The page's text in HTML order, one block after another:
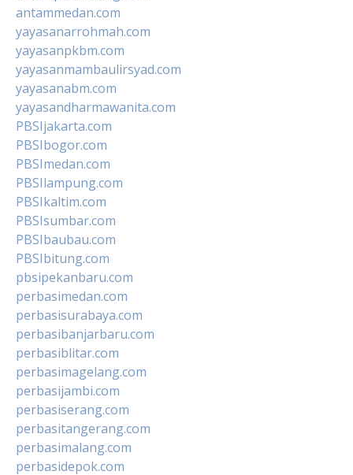
antammedan.com
yayasanarrohmah.com
yayasanpkbm.com
yayasanmambaulirsyad.com
yayasanabm.com
yayasandharmawanita.com
PBSIjakarta.com
PBSIbogor.com
PBSImedan.com
PBSIlampung.com
PBSIkaltim.com
PBSIsumbar.com
PBSIbaubau.com
PBSIbitung.com
pbsipekanbaru.com
perbasimedan.com
perbasisurabaya.com
perbasibanjarbaru.com
perbasiblitar.com
perbasimagelang.com
perbasijambi.com
perbasiserang.com
perbasitangerang.com
perbasimalang.com
perbasidepok.com